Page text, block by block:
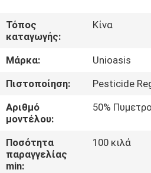
ΒΊΝΤΕΟ
ΠΕΡΊΠΟΥ
ΕΜΕΊΣ
ΓΎΡΟΣ
ΕΡΓΟΣΤΑΣΊΩΝ
Τόπος
καταγωγής:
Κίνα
Μάρκα:
Unioasis
Πιστοποίηση:
Pesticide
Αριθμό
μοντέλου:
50%
Ποσότητα
παραγγελίας
min:
100 κιλά